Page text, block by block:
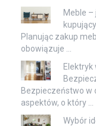
Meble
Planując zakup
obowiązuje …
Elektryk
Bezpieczeństwo w
aspektów, o który …
Wybór